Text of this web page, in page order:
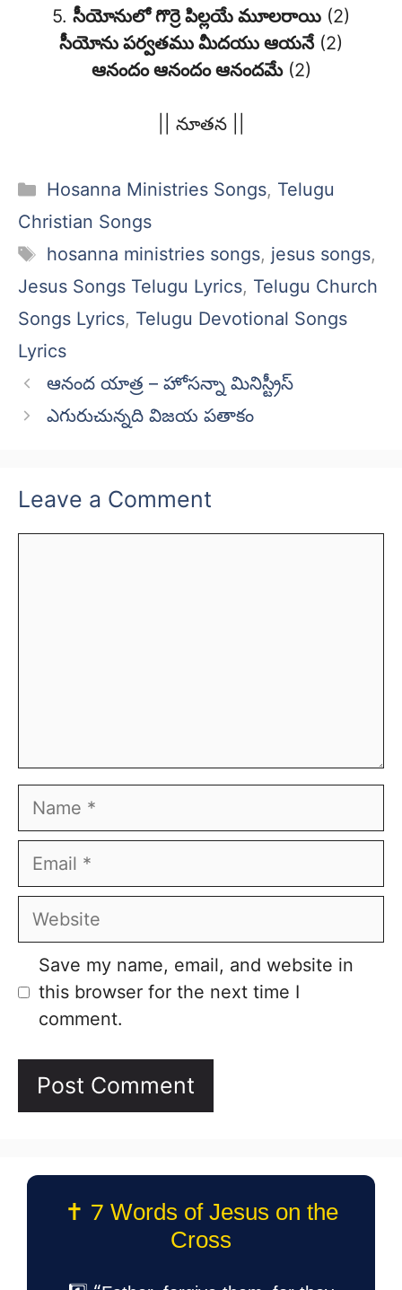
5. సీయోనులో గొర్రె పిల్లయే మూలరాయి (2)
సీయోను పర్వతము మీదయు ఆయనే(2)
ఆనందం ఆనందం ఆనందమే(2)
|| నూతన ||
Categories
Hosanna Ministries Songs, Telugu
Christian Songs
Tags
hosanna ministries songs, jesus songs,
Jesus Songs Telugu Lyrics, Telugu Church
Songs Lyrics, Telugu Devotional Songs
Lyrics
ఆనంద యాత్ర – హోసన్నా మినిస్ట్రీస్
ఎగురుచున్నది విజయ పతాకం
Leave a Comment
Name
Email
Website
Save my name, email, and website in
this browser for the next time I
comment.
✝️ 7 Words of Jesus on the
Cross